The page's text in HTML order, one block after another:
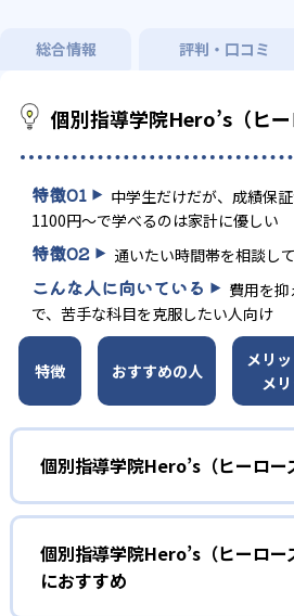
総合情報 評判・口コミ
個別指導学院Hero’s（ヒ
特徴01
中学生だけだが、成績保
1100円～で学べるのは家計に優しい
特徴02 通いたい時間帯を相談し
こんな人に向いている
費用を
で、苦手な科目を克服したい人向け
特徴 おすすめの人
メリ
メ
個別指導学院Hero’s（ヒーロー
個別指導学院Hero’s（ヒーロー
におすすめ